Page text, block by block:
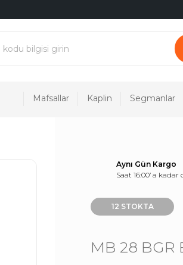
Mafsallar Kaplin Segmanlar
Aynı Gün Kargo
Saat 16:00’ a
12 STOKTA
MB 28 BGR